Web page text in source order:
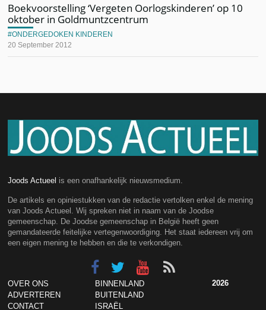
Boekvoorstelling ‘Vergeten Oorlogskinderen’ op 10
oktober in Goldmuntzcentrum
20 September 2012
ONDERGEDOKEN KINDEREN
Joods Actueel is een onafhankelijk nieuwsmedium.
De artikels en opiniestukken van de redactie vertolken enkel de mening
van Joods Actueel. Wij spreken niet in naam van de Joodse
gemeenschap. De Joodse gemeenschap in België heeft geen
gemandateerde feitelijke vertegenwoordiging. Het staat iedereen vrij om
een eigen mening te hebben en die te verkondigen.
OVER ONS
ADVERTEREN
CONTACT
BINNENLAND
BUITENLAND
ISRAËL
2026